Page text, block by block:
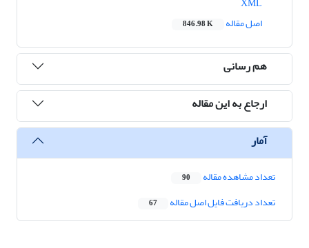
اصل مقاله
846.98 K
هم رسانی
ارجاع به این مقاله
آمار
تعداد مشاهده مقاله 90
تعداد دریافت فایل اصل مقاله 67